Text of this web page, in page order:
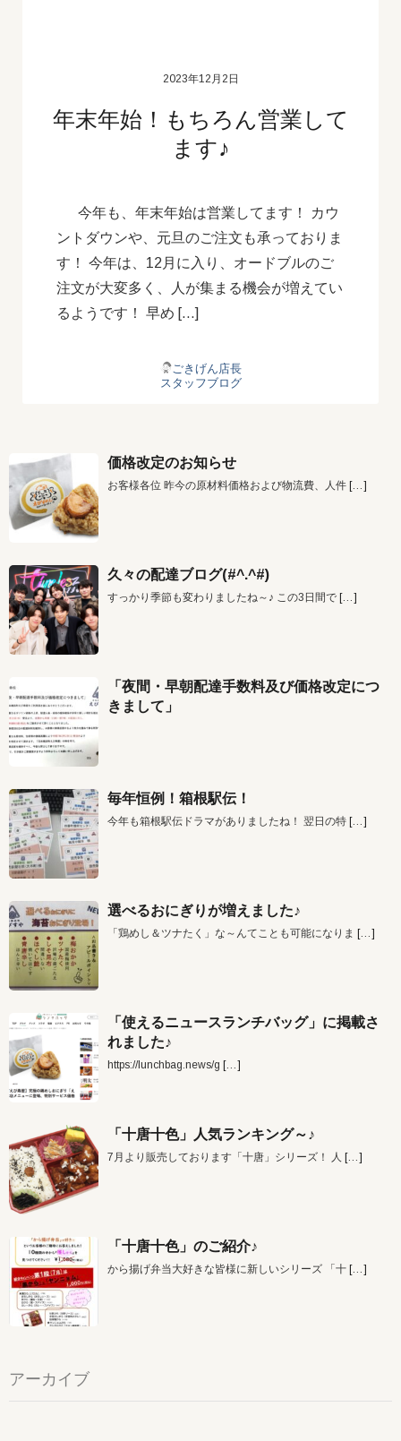
2023年12月2日
年末年始！もちろん営業して
ます♪
今年も、年末年始は営業してます！ カウ
ントダウンや、元旦のご注文も承っておりま
す！ 今年は、12月に入り、オードブルのご
注文が大変多く、人が集まる機会が増えてい
るようです！ 早め […]
ごきげん店長
スタッフブログ
価格改定のお知らせ
お客様各位 昨今の原材料価格および物流費、人件 […]
久々の配達ブログ(#^.^#)
すっかり季節も変わりましたね～♪ この3日間で […]
「夜間・早朝配達手数料及び価格改定につ
きまして」
毎年恒例！箱根駅伝！
今年も箱根駅伝ドラマがありましたね！ 翌日の特 […]
選べるおにぎりが増えました♪
「鶏めし＆ツナたく」な～んてことも可能になりま […]
「使えるニュースランチバッグ」に掲載さ
れました♪
https://lunchbag.news/g […]
「十唐十色」人気ランキング～♪
7月より販売しております「十唐」シリーズ！ 人 […]
「十唐十色」のご紹介♪
から揚げ弁当大好きな皆様に新しいシリーズ 「十 […]
アーカイブ